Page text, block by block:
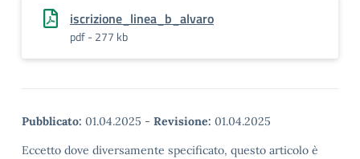
iscrizione_linea_b_alvaro
pdf - 277 kb
Pubblicato: 01.04.2025 - Revisione: 01.04.2025
Eccetto dove diversamente specificato, questo articolo è